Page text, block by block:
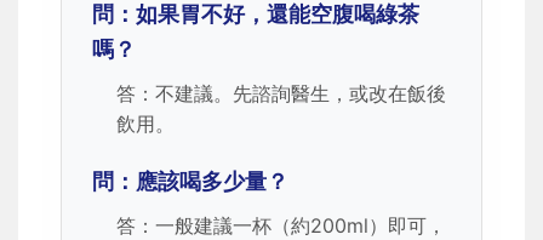
問：如果胃不好，還能空腹喝綠茶
嗎？
答：不建議。先諮詢醫生，或改在飯後
飲用。
問：應該喝多少量？
答：一般建議一杯（約200ml）即可，